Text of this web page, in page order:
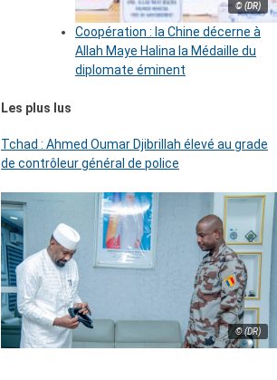
© (DR)
Coopération : la Chine décerne à
Allah Maye Halina la Médaille du
diplomate éminent
Les plus lus
Tchad : Ahmed Oumar Djibrillah élevé au grade
de contrôleur général de police
© (DR)